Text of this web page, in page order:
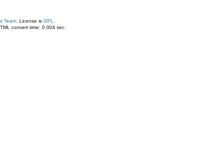
Team. License is GPL
convert time: 0.004 sec.